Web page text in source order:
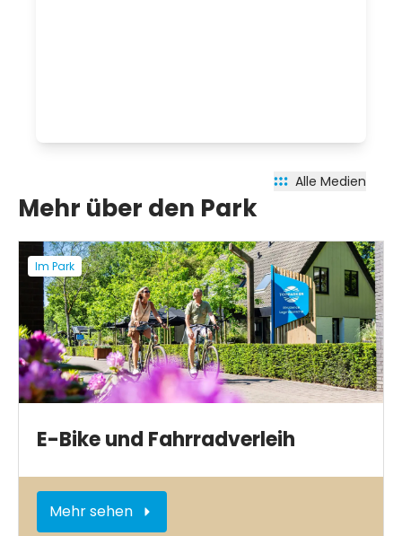
Alle Medien
Mehr über den Park
Im Park
E-Bike und Fahrradverleih
Mehr sehen